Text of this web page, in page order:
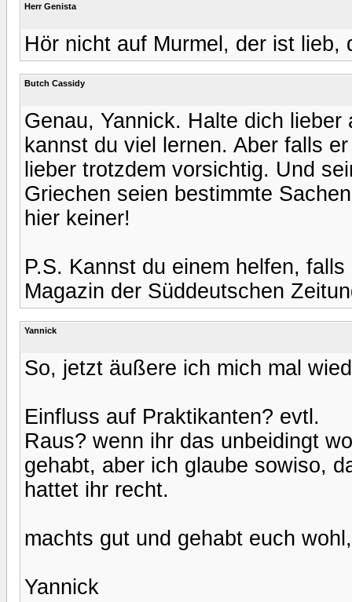
Herr Genista
Hör nicht auf Murmel, der ist lieb,
Butch Cassidy
Genau, Yannick. Halte dich
kannst du viel lernen. Aber falls
lieber trotzdem vorsichtig. Und
Griechen seien bestimmte
hier keiner!
P.S. Kannst du einem helfen,
Magazin der Süddeutschen
Yannick
So, jetzt äußere ich mich mal
Einfluss auf Praktikanten? evtl.
Raus? wenn ihr das unbeidingt
gehabt, aber ich glaube sowiso,
hattet ihr recht.
machts gut und gehabt euch wohl,
Yannick